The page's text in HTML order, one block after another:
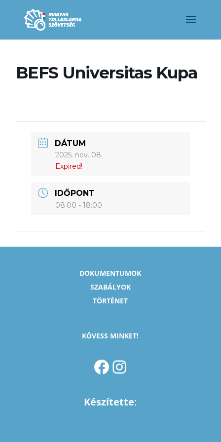
BEFS Universitas Kupa
DÁTUM
2025. nov. 08
Expired!
IDŐPONT
08:00 - 18:00
DOKUMENTUMOK
SZABÁLYOK
TÖRTÉNET
KÖVESS MINKET!
FACEBOOK INSTAGRAM
Készítette: